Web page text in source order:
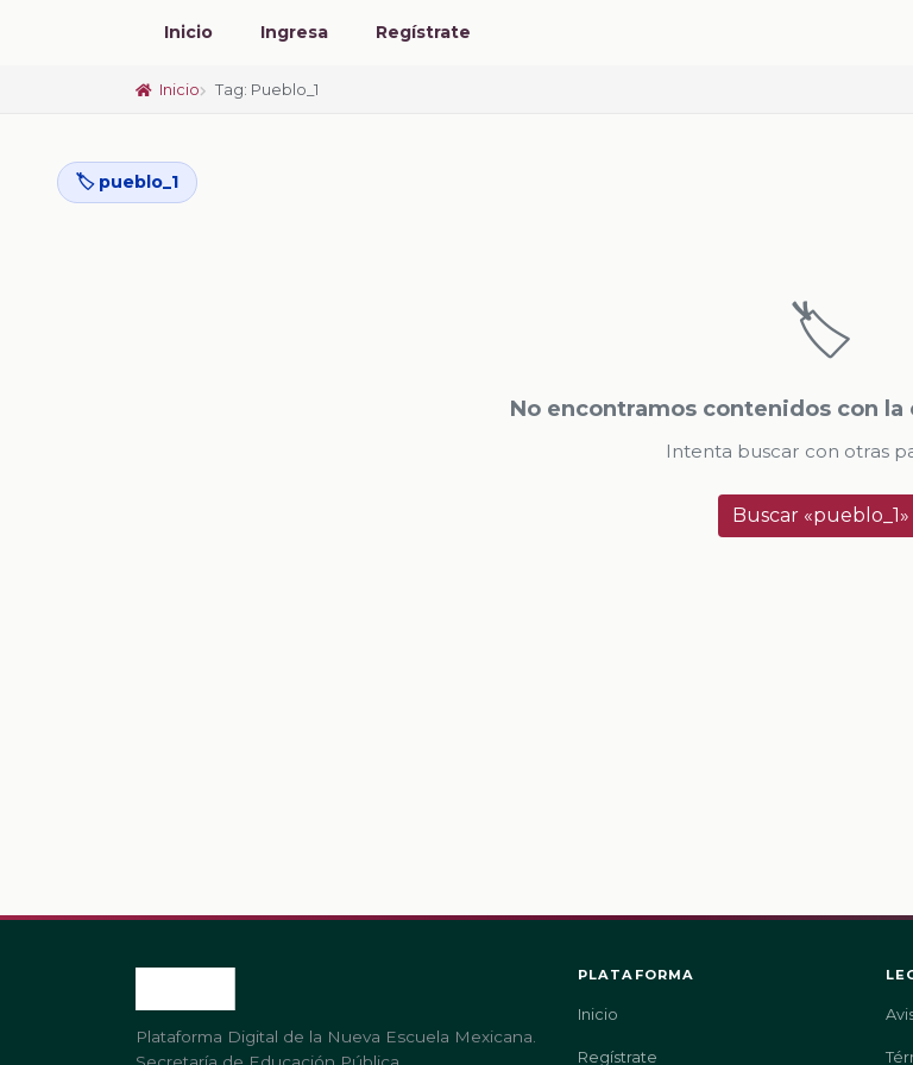
Inicio Ingresa Regístrate
Inicio Tag: Pueblo_1
🏷️ pueblo_1
🏷️
No encontramos contenidos con
Intenta buscar con otras
Buscar «pueblo_1»
Plataforma Digital de la Nueva Escuela Mexicana.
PLATAFORMA
Inicio
Regístrate